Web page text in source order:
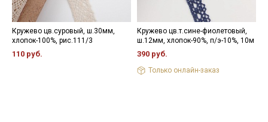
Кружево цв.суровый, ш.30мм,
хлопок-100%, рис.111/3
110 руб.
Кружево цв.т.сине-фиолетовый,
ш.12мм, хлопок-90%, п/э-10%, 10м
390 руб.
Только онлайн-заказ